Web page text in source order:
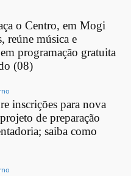
o Centro, em Mogi
reúne música e
programação gratuita
(08)
inscrições para nova
de preparação
saiba como